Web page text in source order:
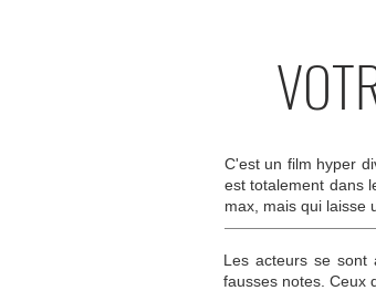
C'est un film hyper
est totalement dans
max, mais qui laisse
Les acteurs se sont
fausses notes. Ceux